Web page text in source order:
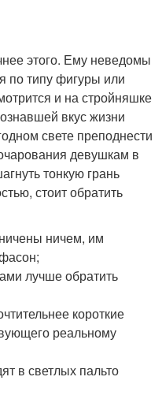
этого. Ему неведомы
по типу фигуры или
и на стройняшке
вкус жизни
свете преподнести
девушкам в
тонкую грань
стоит обратить
ничем, им
лучше обратить
короткие
реальному
в светлых пальто